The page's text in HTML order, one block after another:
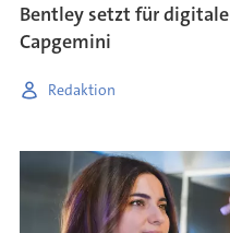
Bentley setzt für
Capgemini
Redaktion